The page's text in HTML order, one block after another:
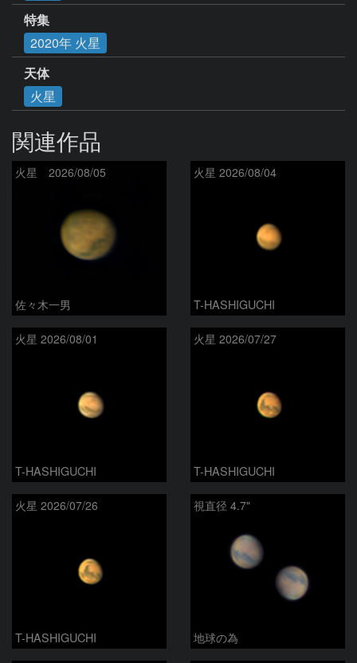
特集
2020年 火星
天体
火星
関連作品
火星 2026/08/05
佐々木一男
火星 2026/08/04
T-HASHIGUCHI
火星 2026/08/01
T-HASHIGUCHI
火星 2026/07/27
T-HASHIGUCHI
火星 2026/07/26
T-HASHIGUCHI
視直径 4.7"
地球の為